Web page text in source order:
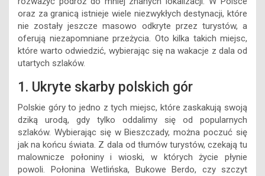
oraz za granicą istnieje wiele niezwykłych destynacji, które
nie zostały jeszcze masowo odkryte przez turystów, a
oferują niezapomniane przeżycia. Oto kilka takich miejsc,
które warto odwiedzić, wybierając się na wakacje z dala od
utartych szlaków.
1. Ukryte skarby polskich gór
Polskie góry to jedno z tych miejsc, które zaskakują swoją
dziką urodą, gdy tylko oddalimy się od popularnych
szlaków. Wybierając się w Bieszczady, można poczuć się
jak na końcu świata. Z dala od tłumów turystów, czekają tu
malownicze połoniny i wioski, w których życie płynie
powoli. Połonina Wetlińska, Bukowe Berdo, czy szczyt